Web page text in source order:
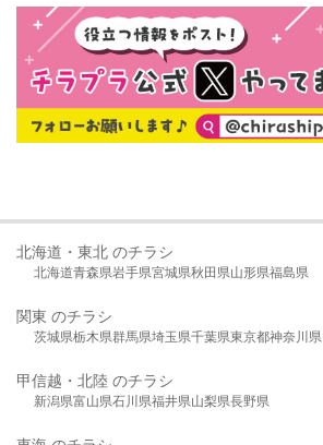
北海道・東北 のチラシ
北海道青森県岩手県宮城県秋田県山形県福島県
関東 のチラシ
茨城県栃木県群馬県埼玉県千葉県東京都神奈川県
甲信越・北陸 のチラシ
新潟県富山県石川県福井県山梨県長野県